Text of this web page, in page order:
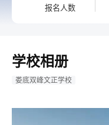
报名人数
学校相册
娄底双峰文正学校